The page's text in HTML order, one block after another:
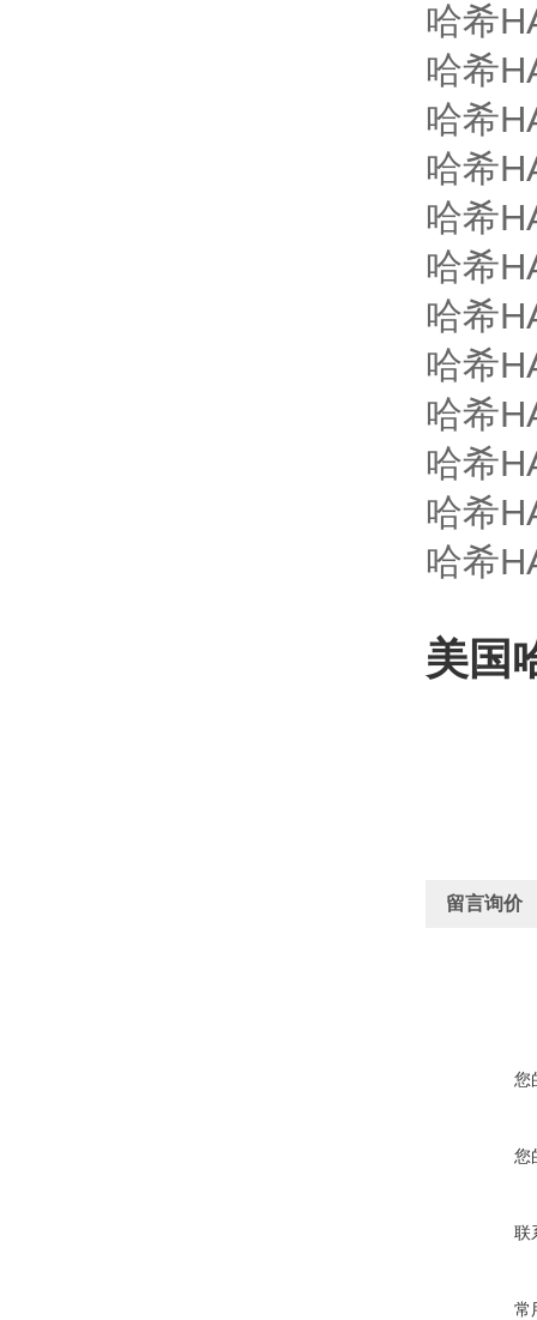
哈希
哈希
哈希
哈希
哈希
哈希
哈希
哈希
哈希
哈希
哈希
哈希
美国
留言询价
您
您
联
常